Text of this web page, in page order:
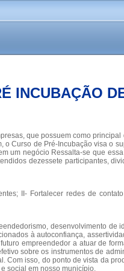
INCUBAÇÃO
que possuem como
Curso de Pré-Incubação visa o
negócio Ressalta-se que
dezessete participantes,
II- Fortalecer redes de
desenvolvimento
à autoconfiança,
empreendedor a atuar de
sobre os instrumentos de
isso, do ponto de vista da
social em nosso município.